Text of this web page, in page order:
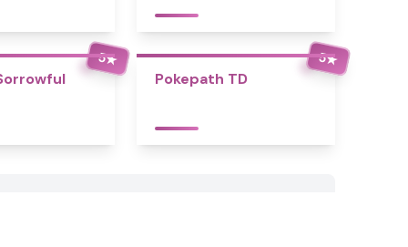
5★ 5★
Pokepath TD